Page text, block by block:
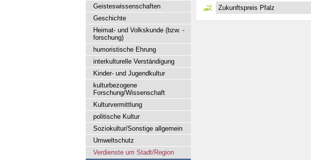
Zukunftspreis Pfalz
Geisteswissenschaften
Geschichte
Heimat- und Volkskunde (bzw. -
forschung)
humoristische Ehrung
interkulturelle Verständigung
Kinder- und Jugendkultur
kulturbezogene
Forschung/Wissenschaft
Kulturvermittlung
politische Kultur
Soziokultur/Sonstige allgemein
Umweltschutz
Verdienste um Stadt/Region